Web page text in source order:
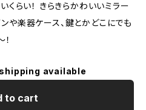
くらい！ きらきらかわいいミラー
や楽器ケース、鍵とかどこにでも
available
to cart